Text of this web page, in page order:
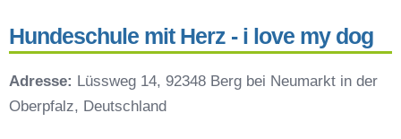
Hundeschule mit Herz - i love my dog
Adresse: Lüssweg 14, 92348 Berg bei Neumarkt in der
Oberpfalz, Deutschland